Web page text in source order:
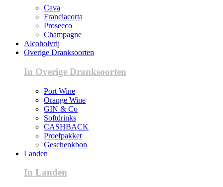
Cava
Franciacorta
Prosecco
Champagne
Alcoholvrij
Overige Dranksoorten
In Overige Dranksoorten
Port Wine
Orange Wine
GIN & Co
Softdrinks
CASHBACK
Proefpakket
Geschenkbon
Landen
In Landen